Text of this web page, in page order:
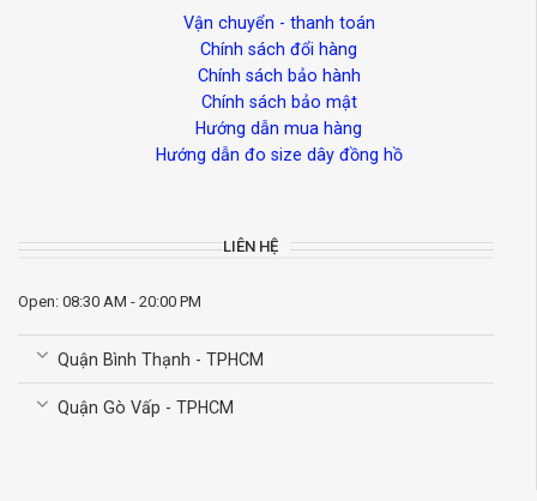
Vận chuyển - thanh toán
Chính sách đổi hàng
Chính sách bảo hành
Chính sách bảo mật
Hướng dẫn mua hàng
Hướng dẫn đo size dây đồng hồ
LIÊN HỆ
Open: 08:30 AM - 20:00 PM
Quận Bình Thạnh - TPHCM
Quận Gò Vấp - TPHCM